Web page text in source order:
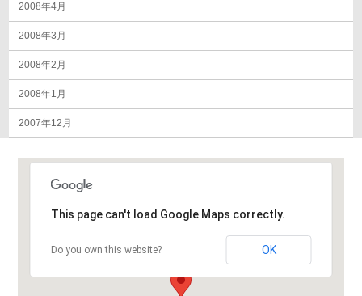
2008年4月
2008年3月
2008年2月
2008年1月
2007年12月
This page can't load Google Maps correctly.
Do you own this website? OK